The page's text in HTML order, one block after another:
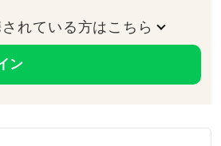
れている方はこちら
ン